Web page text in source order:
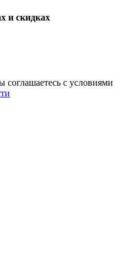
и скидках
соглашаетесь с условиями